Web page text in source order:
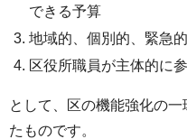
できる予算
地域的、個別的、緊急
区役所職員が主体的に
として、区の機能強化の
たものです。